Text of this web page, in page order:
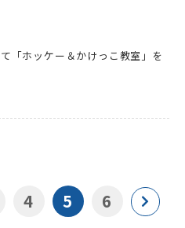
「ホッケー＆かけっこ教室」を
4 5 6